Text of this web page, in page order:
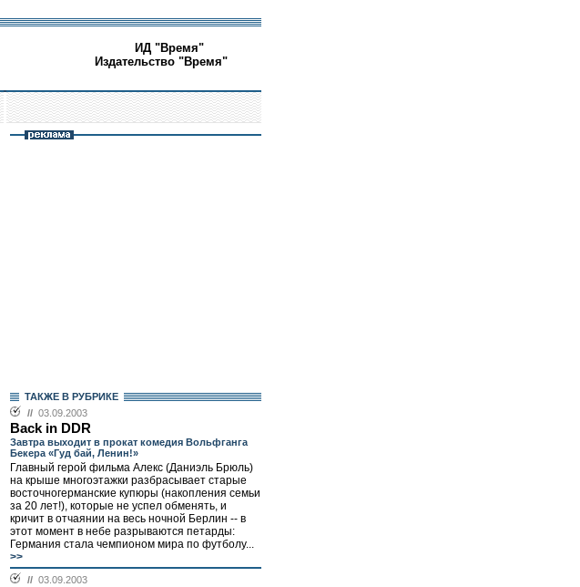
ИД "Время"
Издательство "Время"
ТАКЖЕ В РУБРИКЕ
// 03.09.2003
Back in DDR
Завтра выходит в прокат комедия Вольфганга
Бекера «Гуд бай, Ленин!»
Главный герой фильма Алекс (Даниэль Брюль)
на крыше многоэтажки разбрасывает старые
восточногерманские купюры (накопления семьи
за 20 лет!), которые не успел обменять, и
кричит в отчаянии на весь ночной Берлин -- в
этот момент в небе разрываются петарды:
Германия стала чемпионом мира по футболу...
>>
// 03.09.2003